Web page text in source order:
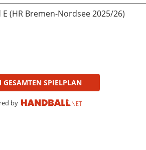
(HR Bremen-Nordsee 2025/26)
GESAMTEN SPIELPLAN
by